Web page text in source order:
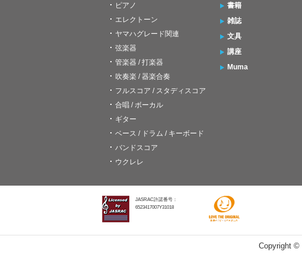
ピアノ
エレクトーン
ヤマハグレード関連
弦楽器
管楽器 / 打楽器
吹奏楽 / 器楽合奏
フルスコア / スタディスコア
合唱 / ボーカル
ギター
ベース / ドラム / キーボード
バンドスコア
ウクレレ
書籍
雑誌
文具
講座
Muma
JASRAC許諾番号：
6523417007Y31018
Copyright ©